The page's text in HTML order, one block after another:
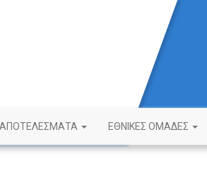
ΑΠΟΤΕΛΕΣΜΑΤΑ ΕΘΝΙΚΕΣ ΟΜΑΔΕΣ